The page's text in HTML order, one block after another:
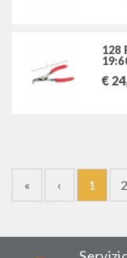
128
€
« ‹ 1 2